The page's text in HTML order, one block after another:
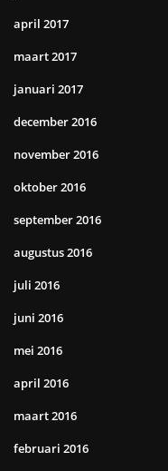
april 2017
maart 2017
januari 2017
december 2016
november 2016
oktober 2016
september 2016
augustus 2016
juli 2016
juni 2016
mei 2016
april 2016
maart 2016
februari 2016